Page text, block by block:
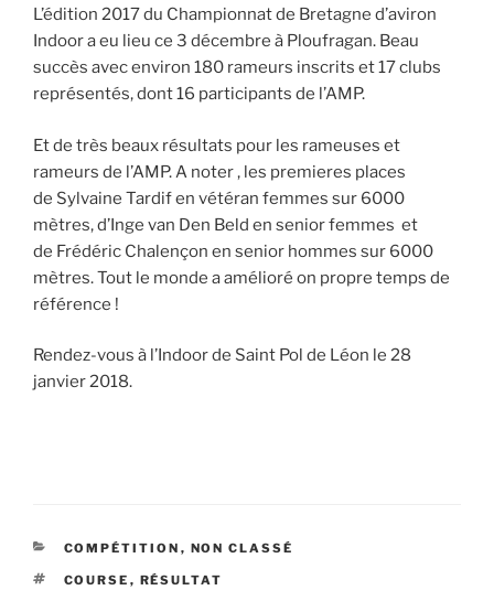
L’édition 2017 du Championnat de Bretagne d’aviron
Indoor a eu lieu ce 3 décembre à Ploufragan. Beau
succès avec environ 180 rameurs inscrits et 17 clubs
représentés, dont 16 participants de l’AMP.
Et de très beaux résultats pour les rameuses et
rameurs de l’AMP. A noter , les premieres places
de Sylvaine Tardif en vétéran femmes sur 6000
mètres, d’Inge van Den Beld en senior femmes et
de Frédéric Chalençon en senior hommes sur 6000
mètres. Tout le monde a amélioré on propre temps de
référence !
Rendez-vous à l’Indoor de Saint Pol de Léon le 28
janvier 2018.
CATÉGORIES
COMPÉTITION , NON CLASSÉ
ÉTIQUETTES
COURSE , RÉSULTAT